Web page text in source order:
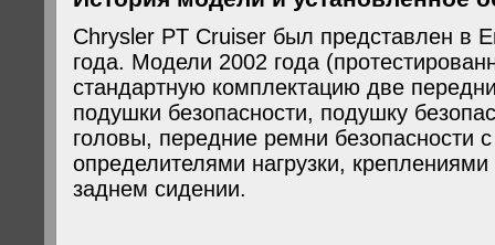
Chrysler PT Cruiser был представлен в
года. Модели 2002 года
стандартную комплектацию две
подушки безопасности, подушку
головы, передние ремни безопасности
определителями нагрузки,
заднем сидении.